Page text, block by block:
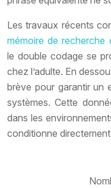
Les travaux récents
mémoire de recherche
le double codage se
chez l’adulte. En
brève pour garantir un
systèmes. Cette
dans les
conditionne